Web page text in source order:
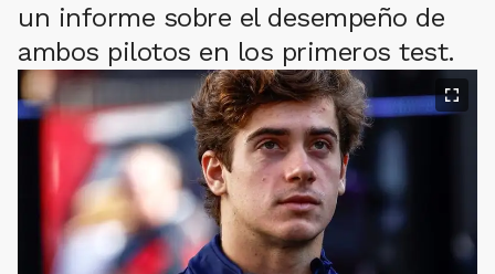
un informe sobre el desempeño de
ambos pilotos en los primeros test.